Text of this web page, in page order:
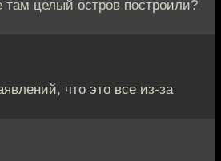
целый остров построили?
что это все из-за